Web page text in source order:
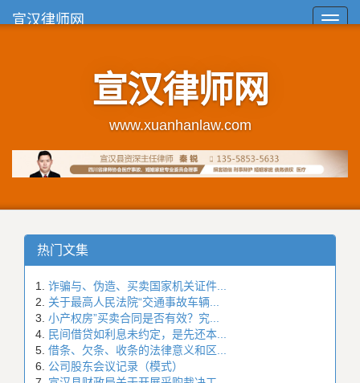
宣汉律师网
宣汉律师网
www.xuanhanlaw.com
热门文集
诈骗与、伪造、买卖国家机关证件...
关于最高人民法院“交通事故车辆...
小产权房”买卖合同是否有效？究...
民间借贷如利息未约定，是先还本...
借条、欠条、收条的法律意义和区...
公司股东会议记录（模式）